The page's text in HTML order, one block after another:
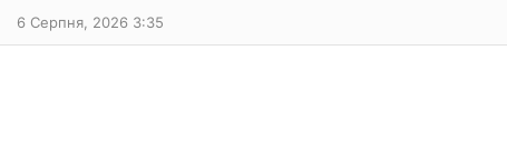
6 Серпня, 2026 3:35